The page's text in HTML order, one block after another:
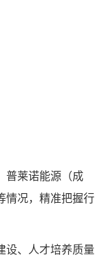
普莱诺能源（成
情况，精准把握行
设、人才培养质量